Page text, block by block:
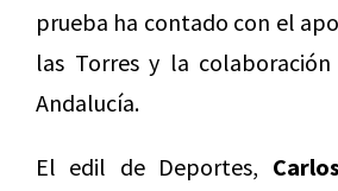
prueba ha contado con el
las Torres y la
Andalucía.
El edil de Deportes,